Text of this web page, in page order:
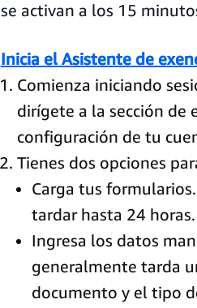
se activan a los 15
Inicia el Asistente de
Comienza iniciando
dirígete a la sección de
configuración de tu
Tienes dos opciones
Carga tus
tardar hasta 24 horas.
Ingresa los datos
generalmente tarda
documento y el tipo